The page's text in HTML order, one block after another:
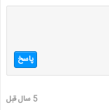
پاسخ
5 سال قبل